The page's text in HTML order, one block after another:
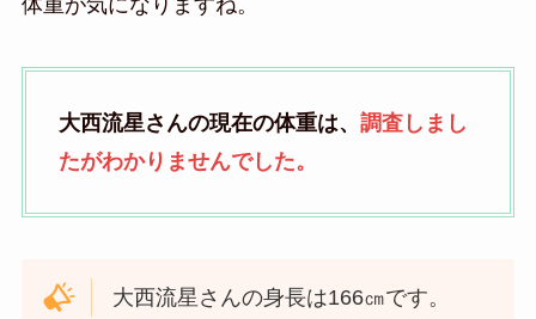
体重が気になりますね。
大西流星さんの現在の体重は、 調査しまし
たがわかりませんでした。
大西流星さんの身長は166㎝です。